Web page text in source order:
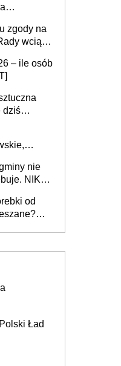
zgody na
wciąż
– ile osób
dziś
nie
NIK
od
Ład